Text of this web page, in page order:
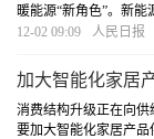
暖能源“新角色”。新
难？记者进行了走访调
12-02 09:09 人民日报
加大智能化家居
消费结构升级正在向供
要加大智能化家居产